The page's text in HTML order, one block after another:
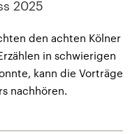
2025
den achten Kölner
in schwierigen
kann die Vorträge
nachhören.